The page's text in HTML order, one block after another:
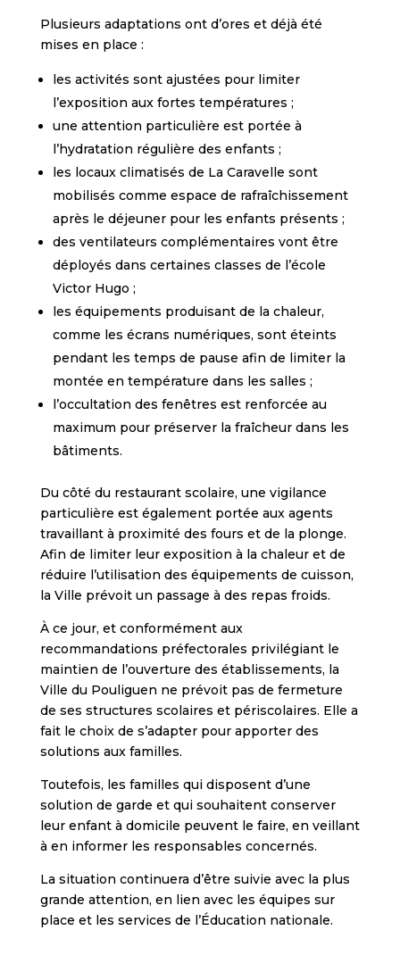
Plusieurs adaptations ont d’ores et déjà été
mises en place :
les activités sont ajustées pour limiter
l’exposition aux fortes températures ;
une attention particulière est portée à
l’hydratation régulière des enfants ;
les locaux climatisés de La Caravelle sont
mobilisés comme espace de rafraîchissement
après le déjeuner pour les enfants présents ;
des ventilateurs complémentaires vont être
déployés dans certaines classes de l’école
Victor Hugo ;
les équipements produisant de la chaleur,
comme les écrans numériques, sont éteints
pendant les temps de pause afin de limiter la
montée en température dans les salles ;
l’occultation des fenêtres est renforcée au
maximum pour préserver la fraîcheur dans les
bâtiments.
Du côté du restaurant scolaire, une vigilance
particulière est également portée aux agents
travaillant à proximité des fours et de la plonge.
Afin de limiter leur exposition à la chaleur et de
réduire l’utilisation des équipements de cuisson,
la Ville prévoit un passage à des repas froids.
À ce jour, et conformément aux
recommandations préfectorales privilégiant le
maintien de l’ouverture des établissements, la
Ville du Pouliguen ne prévoit pas de fermeture
de ses structures scolaires et périscolaires. Elle a
fait le choix de s’adapter pour apporter des
solutions aux familles.
Toutefois, les familles qui disposent d’une
solution de garde et qui souhaitent conserver
leur enfant à domicile peuvent le faire, en veillant
à en informer les responsables concernés.
La situation continuera d’être suivie avec la plus
grande attention, en lien avec les équipes sur
place et les services de l’Éducation nationale.